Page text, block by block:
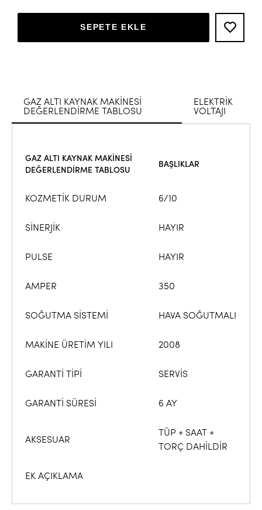
SEPETE EKLE
GAZ ALTI KAYNAK MAKİNESİ
DEĞERLENDİRME TABLOSU
ELEKTRİK
VOLTAJI
GAZ ALTI KAYNAK MAKİNESİ
DEĞERLENDİRME TABLOSU
BAŞLIKLAR
KOZMETİK DURUM 6/10
SİNERJİK HAYIR
PULSE HAYIR
AMPER 350
SOĞUTMA SİSTEMİ HAVA SOĞUTMALI
MAKİNE ÜRETİM YILI 2008
GARANTİ TİPİ SERVİS
GARANTİ SÜRESİ 6 AY
AKSESUAR
TÜP + SAAT +
TORÇ DAHİLDİR
EK AÇIKLAMA